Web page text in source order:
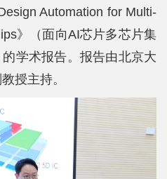
Automation for Multi-
》（面向AI芯片多芯片集
学术报告。报告由北京大
授主持。